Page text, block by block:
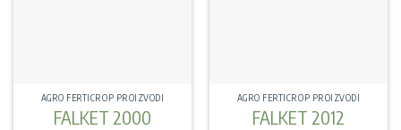
AGRO FERTICROP PROIZVODI
FALKET 2000
AGRO FERTICROP PROIZVODI
FALKET 2012